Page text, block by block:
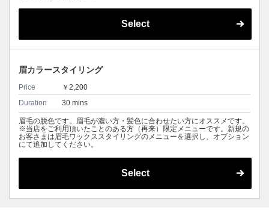
Select
眉カラースタイリング
Price
￥2,200
Duration
30 mins
眉毛の脱色です。眉毛が濃い方・髪色に合わせたい方にオススメです。
※当店をご利用頂いたことのある方（再来）限定メニューです。新規の
お客さまは眉毛ワックススタイリングのメニューを選択し、オプション
にて追加してください。
Select